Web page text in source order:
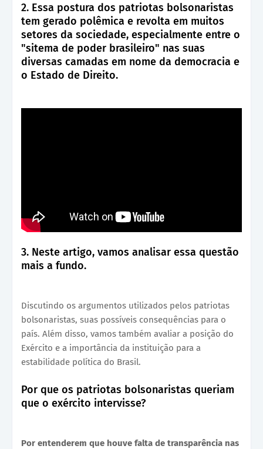
2. Essa postura dos patriotas bolsonaristas
tem gerado polêmica e revolta em muitos
setores da sociedade, especialmente entre o
"sitema de poder brasileiro" nas suas
diversas camadas em nome da democracia e
o Estado de Direito.
3. Neste artigo, vamos analisar essa questão
mais a fundo.
Discutindo os argumentos utilizados pelos patriotas
bolsonaristas, suas possíveis consequências para o
país. Além disso, vamos também avaliar a posição do
Exército e a importância da instituição para a
estabilidade política do Brasil.
Por que os patriotas bolsonaristas queriam
que o exército intervisse?
Por entenderem que houve falta de transparência nas